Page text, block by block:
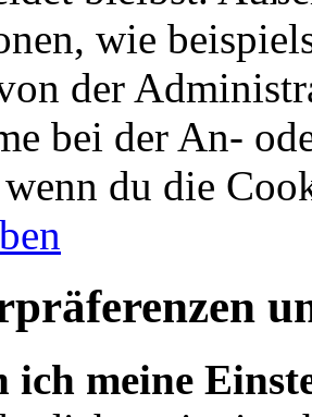
wie
der
bei der An-
du die
ich meine